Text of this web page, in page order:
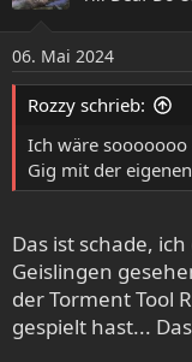
CELEBRATE A
DAWN OF WINTER
o
n
e
n
06. Mai 2024
Rozzy schrieb:
Ich wäre sooooooo
Gig mit der
Das ist schade,
Geislingen
der Torment Tool
gespielt hast...